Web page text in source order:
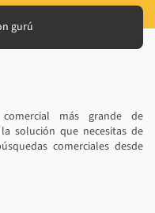
gurú
más grande de
solución que necesitas de
comerciales desde